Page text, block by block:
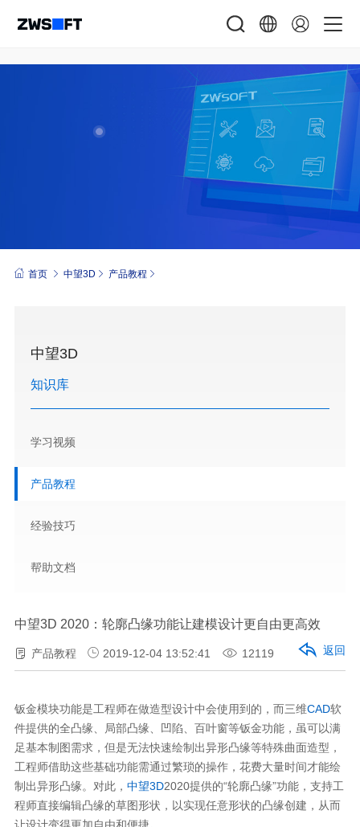
首页 中望3D 产品教程
中望3D
知识库
学习视频
产品教程
经验技巧
帮助文档
中望3D 2020：轮廓凸缘功能让建模设计更自由更高效
产品教程 2019-12-04 13:52:41 12119 返回
钣金模块功能是工程师在做造型设计中会使用到的，而三维CAD软
件提供的全凸缘、局部凸缘、凹陷、百叶窗等钣金功能，虽可以满
足基本制图需求，但是无法快速绘制出异形凸缘等特殊曲面造型，
工程师借助这些基础功能需通过繁琐的操作，花费大量时间才能绘
制出异形凸缘。对此， 中望3D2020提供的“轮廓凸缘”功能，支持工
程师直接编辑凸缘的草图形状，以实现任意形状的凸缘创建，从而